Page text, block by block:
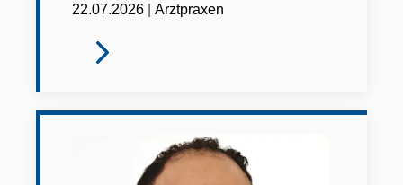
22.07.2026 | Arztpraxen